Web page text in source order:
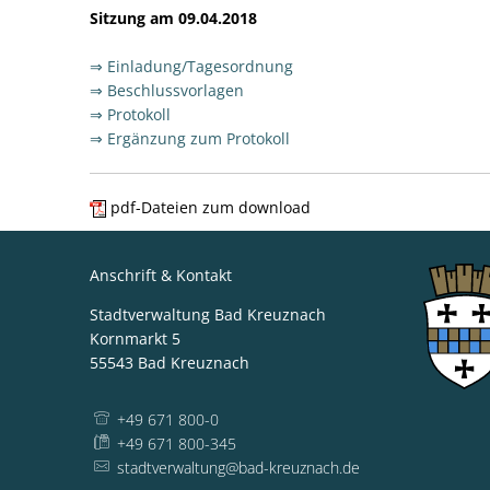
Sitzung am 09.04.2018
⇒ Einladung/Tagesordnung
⇒ Beschlussvorlagen
⇒ Protokoll
⇒ Ergänzung zum Protokoll
pdf-Dateien zum download
Anschrift & Kontakt
Stadtverwaltung Bad Kreuznach
Kornmarkt 5
55543 Bad Kreuznach
+49 671 800-0
+49 671 800-345
stadtverwaltung@bad-kreuznach.de